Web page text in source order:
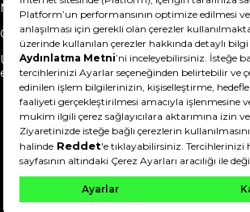
Mesafeli Satış Sözleşmesi
Teslimat
Gizlilik Sözleşmesi
Şartlar &
Ürünümü nasıl iade
edebilirim?
Hakkımızda
DeFactoFIT ©️ 2022-2026. Tüm hakları
11